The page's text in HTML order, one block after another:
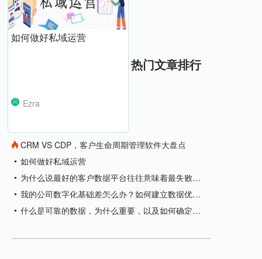
如何做好私域运营
Ezra
热门文章排行
CRM VS CDP，客户生命周期管理软件大盘点
如何做好私域运营
为什么说最好的客户数据平台往往意味着最失败的
市场营销呢？
我的公司数字化基础差怎么办？如何建立数据优先
的营销堆栈
什么是可靠的数据，为什么重要，以及如何确定数
据的可靠性